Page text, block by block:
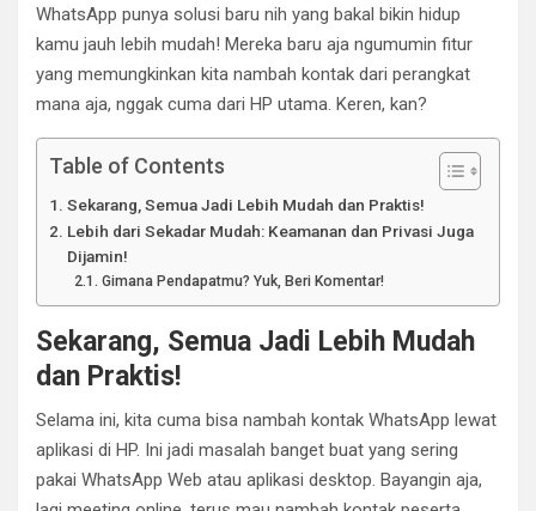
WhatsApp punya solusi baru nih yang bakal bikin hidup
kamu jauh lebih mudah! Mereka baru aja ngumumin fitur
yang memungkinkan kita nambah kontak dari perangkat
mana aja, nggak cuma dari HP utama. Keren, kan?
Table of Contents
Sekarang, Semua Jadi Lebih Mudah dan Praktis!
Lebih dari Sekadar Mudah: Keamanan dan Privasi Juga
Dijamin!
Gimana Pendapatmu? Yuk, Beri Komentar!
Sekarang, Semua Jadi Lebih Mudah
dan Praktis!
Selama ini, kita cuma bisa nambah kontak WhatsApp lewat
aplikasi di HP. Ini jadi masalah banget buat yang sering
pakai WhatsApp Web atau aplikasi desktop. Bayangin aja,